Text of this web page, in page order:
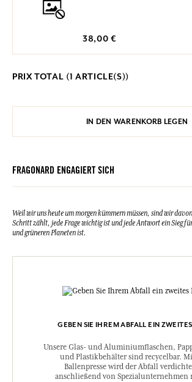
38,00 €
PRIX TOTAL (1 ARTICLE(S))
IN DEN WARENKORB LEGEN
FRAGONARD ENGAGIERT SICH
Weil wir uns heute um morgen kümmern müssen, sind wir
Schritt zählt, jede Frage wichtig ist und jede Antwort ein Sieg
und grüneren Planeten ist.
GEBEN SIE IHREM ABFALL EIN
Unsere Glas- und Aluminiumflaschen,
und Plastikbehälter sind recycelbar.
Ballenpresse wird der Abfall
anschließend von Spezialunternehmen